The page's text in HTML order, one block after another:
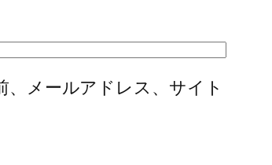
メールアドレス、サイト